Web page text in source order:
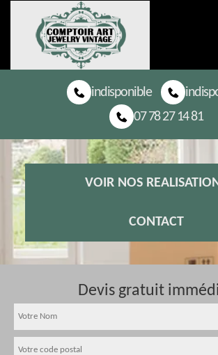
indisponible
07 78 27 14 81
VOIR NOS
CONTACT
Devis gratuit